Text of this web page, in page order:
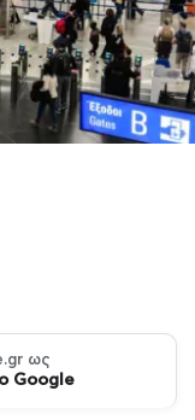
ως
Google